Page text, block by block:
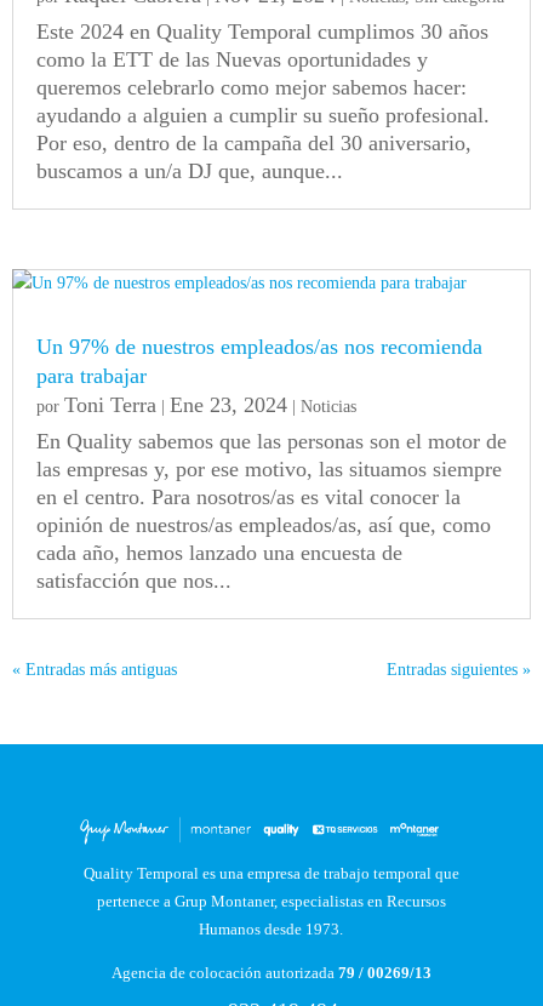
Este 2024 en Quality Temporal cumplimos 30 años
como la ETT de las Nuevas oportunidades y
queremos celebrarlo como mejor sabemos hacer:
ayudando a alguien a cumplir su sueño profesional.
Por eso, dentro de la campaña del 30 aniversario,
buscamos a un/a DJ que, aunque...
Un 97% de nuestros empleados/as nos recomienda
para trabajar
por Toni Terra | Ene 23, 2024 | Noticias
En Quality sabemos que las personas son el motor de
las empresas y, por ese motivo, las situamos siempre
en el centro. Para nosotros/as es vital conocer la
opinión de nuestros/as empleados/as, así que, como
cada año, hemos lanzado una encuesta de
satisfacción que nos...
« Entradas más antiguas Entradas siguientes »
Quality Temporal es una empresa de trabajo temporal que
pertenece a Grup Montaner, especialistas en Recursos
Humanos desde 1973.
Agencia de colocación autorizada 79 / 00269/13